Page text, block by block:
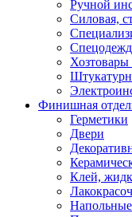
Ручной
Силовая,
Финишная
Герметики
Двери
Клей,